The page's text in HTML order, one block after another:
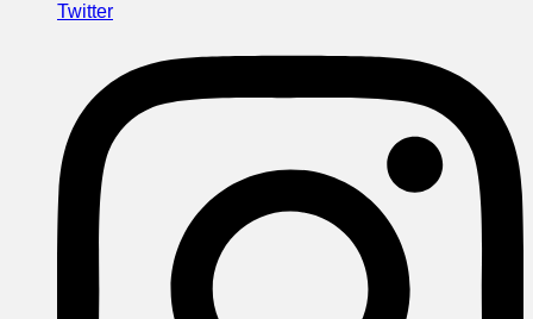
Twitter